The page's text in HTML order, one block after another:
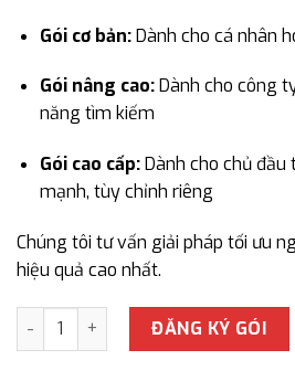
Gói cơ bản:Dành cho cá nhân
Gói nâng cao:Dành cho công
năng tìm kiếm
Gói cao cấp:Dành cho chủ đầu
mạnh, tùy chỉnh riêng
Chúng tôi tư vấn giải pháp tối ưu
hiệu quả cao nhất.
Thiết kế Website ngành bất động
ĐĂNG KÝ GÓI